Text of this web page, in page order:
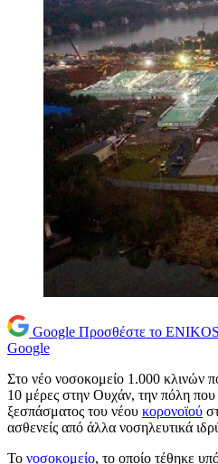
Google Προσθέστε το
Google
Στο νέο νοσοκομείο 1.000 κλινών
10 μέρες στην Ουχάν, την πόλη που
ξεσπάσματος του νέου κορονοϊού
ασθενείς από άλλα νοσηλευτικά
Το νοσοκομείο, το οποίο τέθηκε